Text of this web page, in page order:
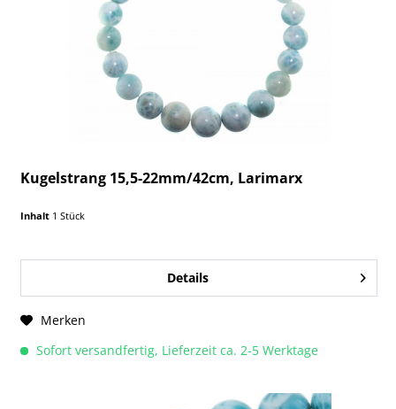
Kugelstrang 15,5-22mm/42cm, Larimarx
Inhalt 1 Stück
Details
Merken
Sofort versandfertig, Lieferzeit ca. 2-5 Werktage